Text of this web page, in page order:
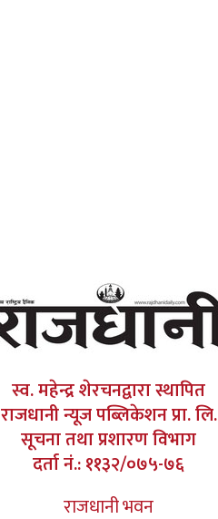
स्व. महेन्द्र शेरचनद्वारा स्थापित
राजधानी न्यूज पब्लिकेशन प्रा. लि.
सूचना तथा प्रशारण विभाग
दर्ता नं.: ११३२/०७५-७६
राजधानी भवन